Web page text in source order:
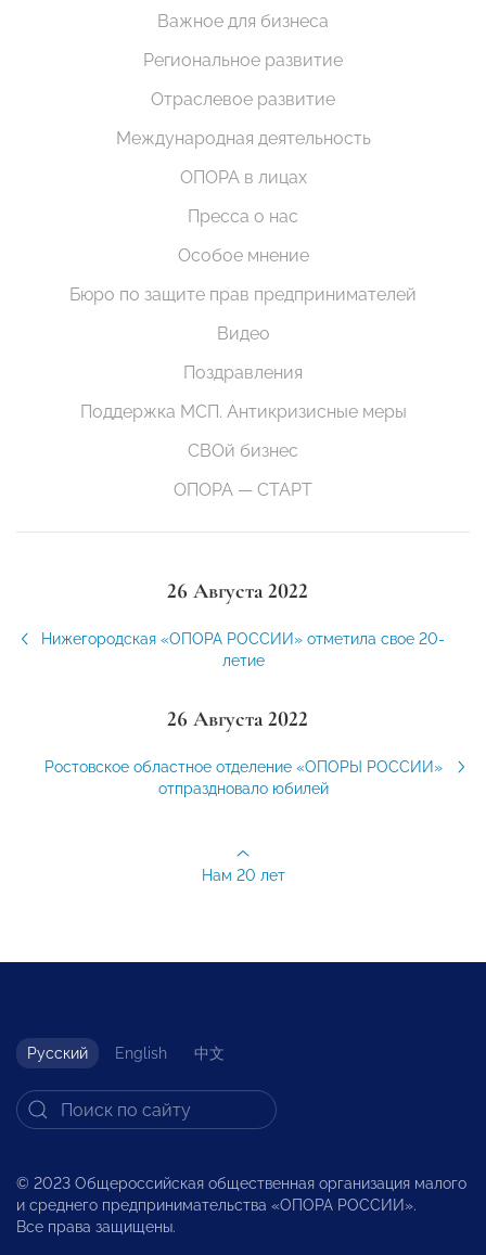
Важное для бизнеса
Региональное развитие
Отраслевое развитие
Международная деятельность
ОПОРА в лицах
Пресса о нас
Особое мнение
Бюро по защите прав предпринимателей
Видео
Поздравления
Поддержка МСП. Антикризисные меры
СВОй бизнес
ОПОРА — СТАРТ
26 Августа 2022
Нижегородская «ОПОРА РОССИИ» отметила свое 20-
летие
26 Августа 2022
Ростовское областное отделение «ОПОРЫ РОССИИ»
отпраздновало юбилей
Нам 20 лет
Русский English 中文
© 2023 Общероссийская общественная организация малого
и среднего предпринимательства «ОПОРА РОССИИ».
Все права защищены.